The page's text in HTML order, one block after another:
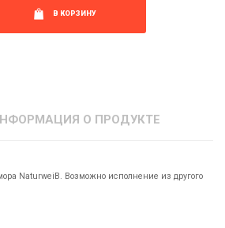
В КОРЗИНУ
О ПРОДУКТЕ
NaturweiB. Возможно исполнение из другого